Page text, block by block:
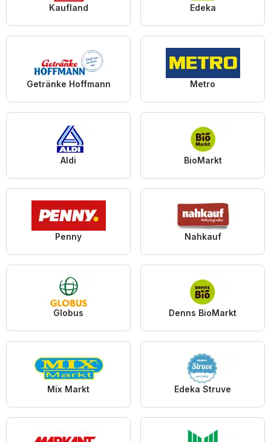
Kaufland Edeka
Getränke Hoffmann Metro
Aldi BioMarkt
Penny Nahkauf
Globus Denns BioMarkt
Mix Markt Edeka Struve